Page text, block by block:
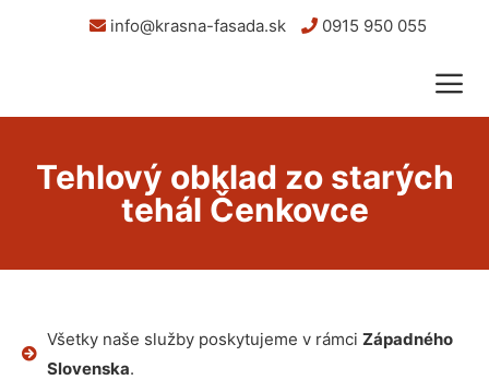
info@krasna-fasada.sk 0915 950 055
Tehlový obklad zo starých
tehál Čenkovce
Všetky naše služby poskytujeme v rámci Západného
Slovenska.